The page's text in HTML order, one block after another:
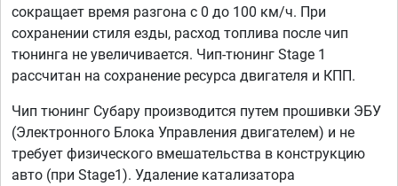
сокращает время разгона с 0 до 100 км/ч. При
сохранении стиля езды, расход топлива после чип
тюнинга не увеличивается. Чип-тюнинг Stage 1
рассчитан на сохранение ресурса двигателя и КПП.
Чип тюнинг Субару производится путем прошивки ЭБУ
(Электронного Блока Управления двигателем) и не
требует физического вмешательства в конструкцию
авто (при Stage1). Удаление катализатора